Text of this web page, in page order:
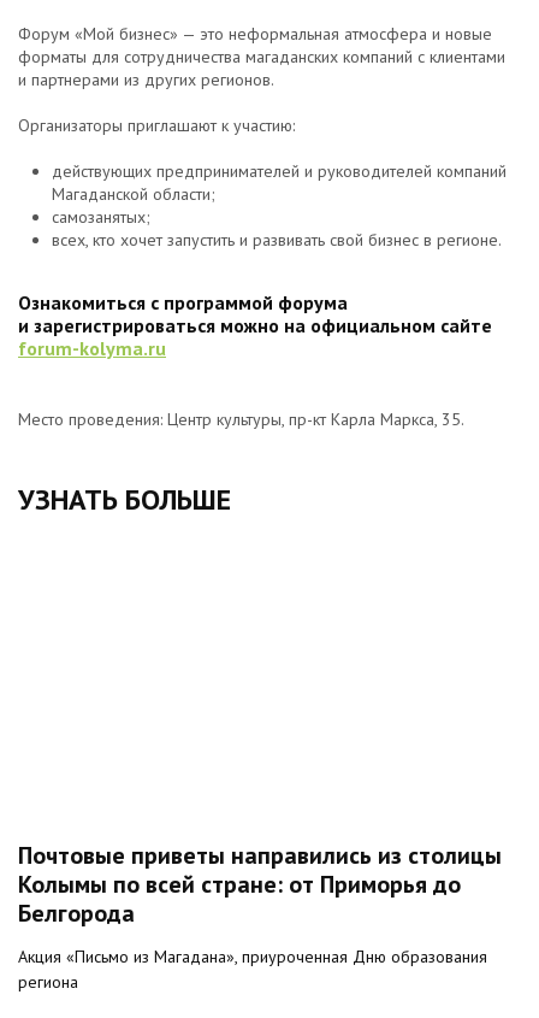
Форум «Мой бизнес» — это неформальная атмосфера и новые
форматы для сотрудничества магаданских компаний с клиентами
и партнерами из других регионов.
Организаторы приглашают к участию:
действующих предпринимателей и руководителей компаний
Магаданской области;
самозанятых;
всех, кто хочет запустить и развивать свой бизнес в регионе.
Ознакомиться с программой форума
и зарегистрироваться можно на официальном сайте
forum-kolyma.ru
Место проведения: Центр культуры, пр-кт Карла Маркса, 35.
УЗНАТЬ БОЛЬШЕ
Почтовые приветы направились из столицы
Колымы по всей стране: от Приморья до
Белгорода
Акция «Письмо из Магадана», приуроченная Дню образования
региона